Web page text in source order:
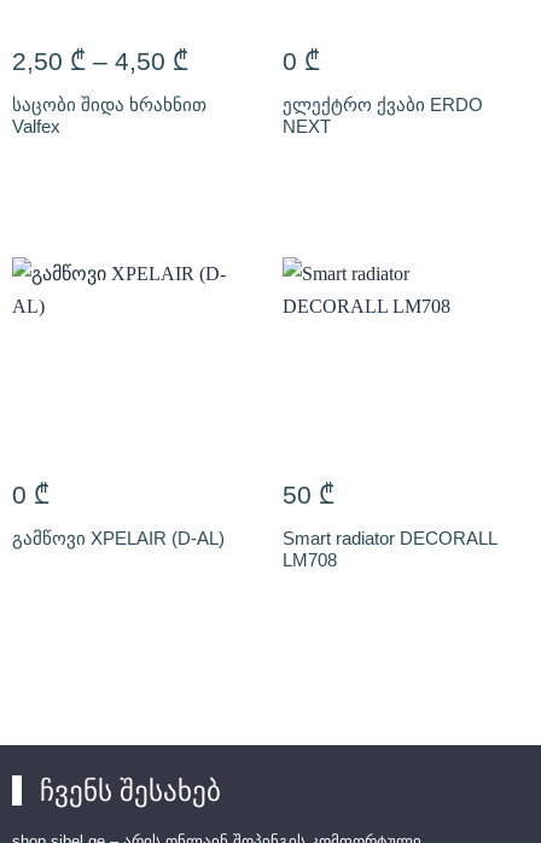
2,50 ₾ – 4,50 ₾
საცობი შიდა ხრახნით
Valfex
0 ₾
ელექტრო ქვაბი ERDO
NEXT
0 ₾
გამწოვი XPELAIR (D-AL)
50 ₾
Smart radiator DECORALL
LM708
ჩვენს შესახებ